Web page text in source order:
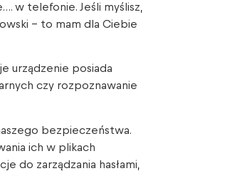
w telefonie. Jeśli myślisz,
– to mam dla Ciebie
urządzenie posiada
czy rozpoznawanie
bezpieczeństwa.
ich w plikach
do zarządzania hasłami,